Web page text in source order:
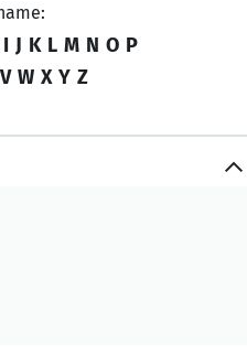
I J K L M N O P
V W X Y Z